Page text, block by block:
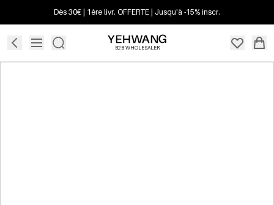
Dès 30€ | 1ère livr. OFFERTE | Jusqu'à -15% inscr.
B2B WHOLESALER